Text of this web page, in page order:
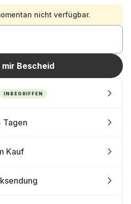
nicht verfügbar.
mir Bescheid
INBEGRIFFEN
Tagen
Kauf